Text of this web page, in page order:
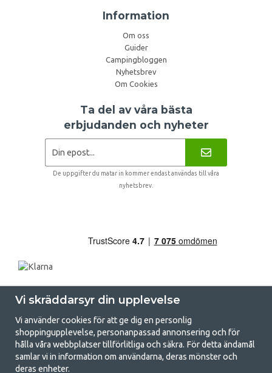
Information
Om oss
Guider
Campingbloggen
Nyhetsbrev
Om Cookies
Ta del av våra bästa
erbjudanden och nyheter
De uppgifter du matar in kommer endast användas till våra
nyhetsbrev.
GetCamping.se - Din butik för camping
Vi skräddarsyr din upplevelse
Vi använder cookies för att ge dig en personlig
shoppingupplevelse, personanpassad annonsering och för
hålla våra webbplatser tillförlitliga och säkra. För detta ändamål
samlar vi in information om användarna, deras mönster och
deras enheter.